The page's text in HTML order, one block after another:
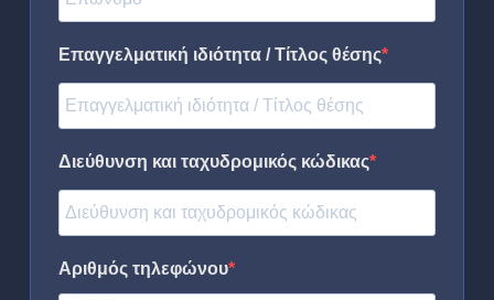
Επαγγελματική ιδιότητα / Τίτλος θέσης
Διεύθυνση και ταχυδρομικός κώδικας
Αριθμός τηλεφώνου